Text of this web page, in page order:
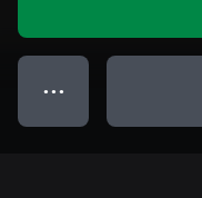
● ● ●